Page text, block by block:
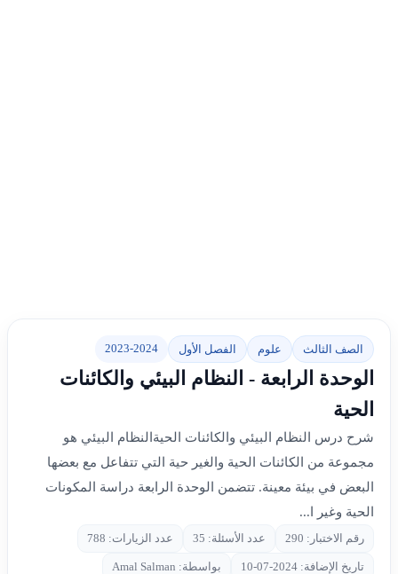
الصف الثالث علوم الفصل الأول 2023-2024
الوحدة الرابعة - النظام البيئي والكائنات
الحية
شرح درس النظام البيئي والكائنات الحيةالنظام البيئي هو
مجموعة من الكائنات الحية والغير حية التي تتفاعل مع بعضها
البعض في بيئة معينة. تتضمن الوحدة الرابعة دراسة المكونات
الحية وغير ا...
رقم الاختبار: 290 عدد الأسئلة: 35 عدد الزيارات: 788
تاريخ الإضافة: 2024-07-10 بواسطة: Amal Salman